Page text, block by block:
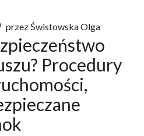
przezŚwistowska Olga
Procedury